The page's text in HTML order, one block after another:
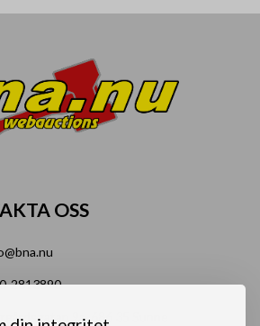
OSS
2813890
9a, 686 35 Sunne